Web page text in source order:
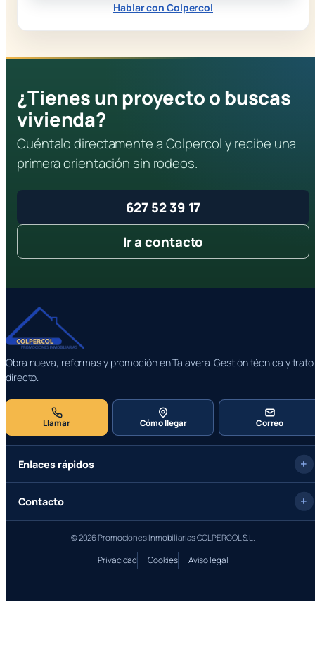
Hablar con Colpercol
¿Tienes un proyecto o buscas
vivienda?
Cuéntalo directamente a Colpercol y recibe una
primera orientación sin rodeos.
627 52 39 17
Ir a contacto
Obra nueva, reformas y promoción en Talavera. Gestión técnica y trato
directo.
Llamar Cómo llegar Correo
Enlaces rápidos
Contacto
© 2026 Promociones Inmobiliarias COLPERCOL S.L.
Privacidad Cookies Aviso legal